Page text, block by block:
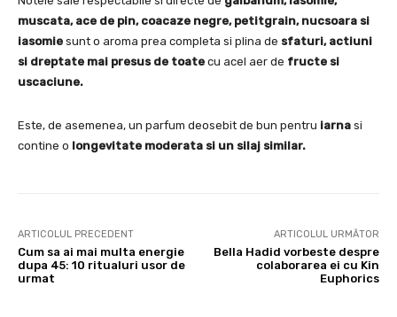
muscata, ace de pin, coacaze negre, petitgrain, nucsoara si
iasomie sunt o aroma prea completa si plina de sfaturi, actiuni
si dreptate mai presus de toate cu acel aer de fructe si
uscaciune.
Este, de asemenea, un parfum deosebit de bun pentru iarna si
contine o longevitate moderata si un silaj similar.
ARTICOLUL PRECEDENT
Cum sa ai mai multa energie
dupa 45: 10 ritualuri usor de
urmat
ARTICOLUL URMĂTOR
Bella Hadid vorbeste despre
colaborarea ei cu Kin
Euphorics